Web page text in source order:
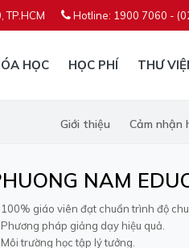
TP.HCM Hotline: 1900 7060 -
HỌC HỌC PHÍ THƯ
Giới thiệu Cảm nhận
NAM
100% giáo viên đạt chuẩn trình độ
Phương pháp giảng dạy hiệu quả.
Môi trường học tập lý tưởng.